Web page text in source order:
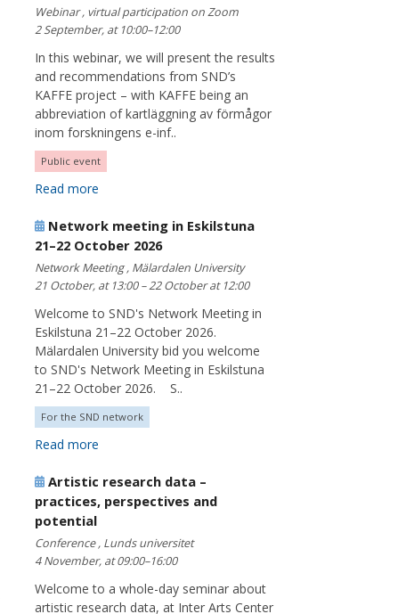
Webinar , virtual participation on Zoom
2 September, at 10:00–12:00
In this webinar, we will present the results
and recommendations from SND’s
KAFFE project – with KAFFE being an
abbreviation of kartläggning av förmågor
inom forskningens e-inf..
Public event
Read more
Network meeting in Eskilstuna
21–22 October 2026
Network Meeting , Mälardalen University
21 October, at 13:00 – 22 October at 12:00
Welcome to SND's Network Meeting in
Eskilstuna 21–22 October 2026.
Mälardalen University bid you welcome
to SND's Network Meeting in Eskilstuna
21–22 October 2026. S..
For the SND network
Read more
Artistic research data –
practices, perspectives and
potential
Conference , Lunds universitet
4 November, at 09:00–16:00
Welcome to a whole-day seminar about
artistic research data, at Inter Arts Center